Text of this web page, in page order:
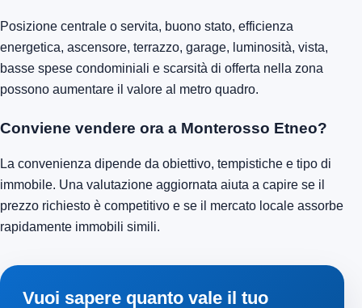
Posizione centrale o servita, buono stato, efficienza
energetica, ascensore, terrazzo, garage, luminosità, vista,
basse spese condominiali e scarsità di offerta nella zona
possono aumentare il valore al metro quadro.
Conviene vendere ora a Monterosso Etneo?
La convenienza dipende da obiettivo, tempistiche e tipo di
immobile. Una valutazione aggiornata aiuta a capire se il
prezzo richiesto è competitivo e se il mercato locale assorbe
rapidamente immobili simili.
Vuoi sapere quanto vale il tuo